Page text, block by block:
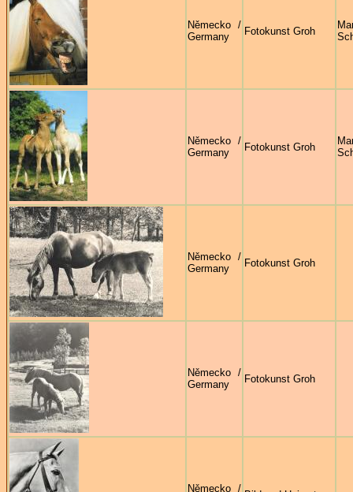
Německo /
Germany
Fotokunst Groh
Německo /
Germany
Fotokunst Groh
Německo /
Germany
Fotokunst Groh
Německo /
Germany
Fotokunst Groh
Německo /